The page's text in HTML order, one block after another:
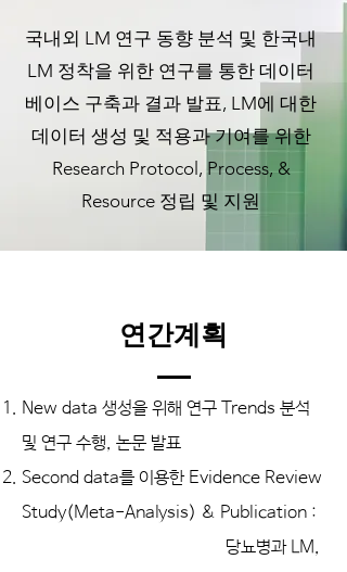
국내외 LM 연구 동향 분석 및 한국내
LM 정착을 위한 연구를 통한 데이터
베이스 구축과 결과 발표, LM에 대한
데이터 생성 및 적용과 기여를 위한
Research Protocol, Process, &
Resource 정립 및 지원
연간계획
New data 생성을 위해 연구 Trends 분석
및 연구 수행, 논문 발표
Second data를 이용한 Evidence Review
Study(Meta-Analysis) & Publication :
당뇨병과 LM,